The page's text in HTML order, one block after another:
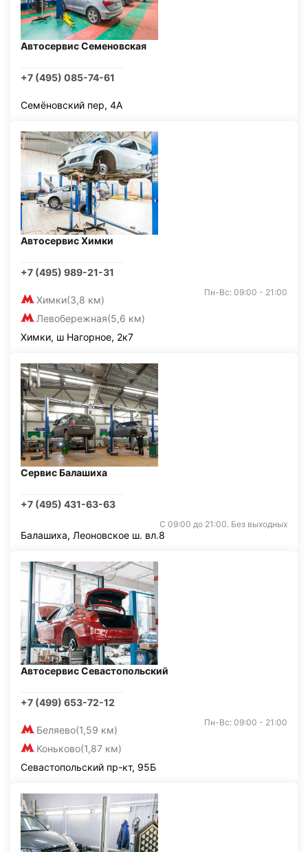
Автосервис Семеновская
+7 (495) 085-74-61
Семёновский пер, 4А
Автосервис Химки
+7 (495) 989-21-31
Химки(3,8 км)
Левобережная(5,6 км)
Пн-Вс: 09:00 - 21:00
Химки, ш Нагорное, 2к7
Сервис Балашиха
+7 (495) 431-63-63
С 09:00 до 21:00. Без выходных
Балашиха, Леоновское ш. вл.8
Автосервис Севастопольский
+7 (499) 653-72-12
Беляево(1,59 км)
Коньково(1,87 км)
Пн-Вс: 09:00 - 21:00
Севастопольский пр-кт, 95Б